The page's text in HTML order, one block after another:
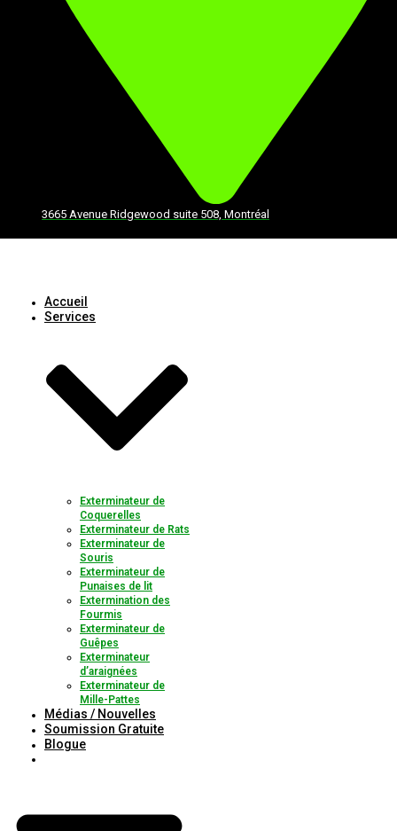
3665 Avenue Ridgewood suite 508, Montréal
Accueil
Services
Exterminateur de
Coquerelles
Exterminateur de Rats
Exterminateur de
Souris
Exterminateur de
Punaises de lit
Extermination des
Fourmis
Exterminateur de
Guêpes
Exterminateur
d’araignées
Exterminateur de
Mille-Pattes
Médias / Nouvelles
Soumission Gratuite
Blogue